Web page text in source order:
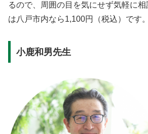
るので、周囲の目を気にせず気軽に
は八戸市内なら1,100円（税込）です。
小鹿和男先生